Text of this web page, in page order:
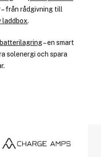
från rådgivning till
laddbox.
batterilagring– en smart
solenergi och spara